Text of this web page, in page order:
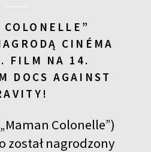
CINÉMA
FILM NA 14.
DOCS AGAINST
Colonelle”)
został nagrodzony